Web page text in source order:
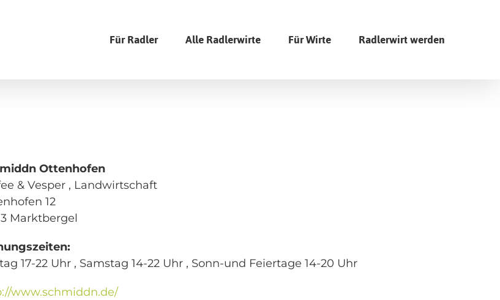
Für Radler Alle Radlerwirte Für Wirte Radlerwirt werden
Ottenhofen
& Vesper , Landwirtschaft
12
Marktbergel
17-22 Uhr , Samstag 14-22 Uhr , Sonn-und Feiertage 14-20 Uhr
www.schmiddn.de/